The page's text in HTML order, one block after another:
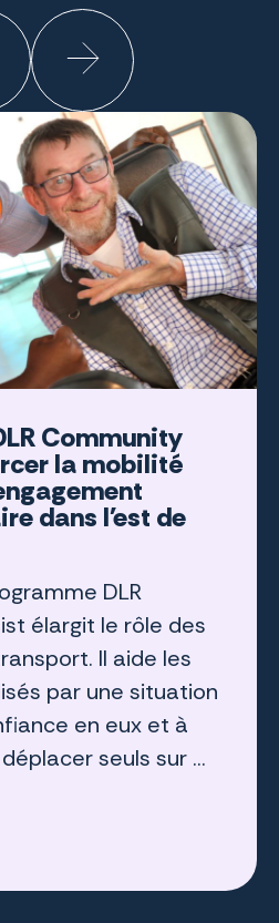
Community
la mobilité
dans l'est de
DLR
élargit le rôle des
Il aide les
par une situation
en eux et à
seuls sur ...